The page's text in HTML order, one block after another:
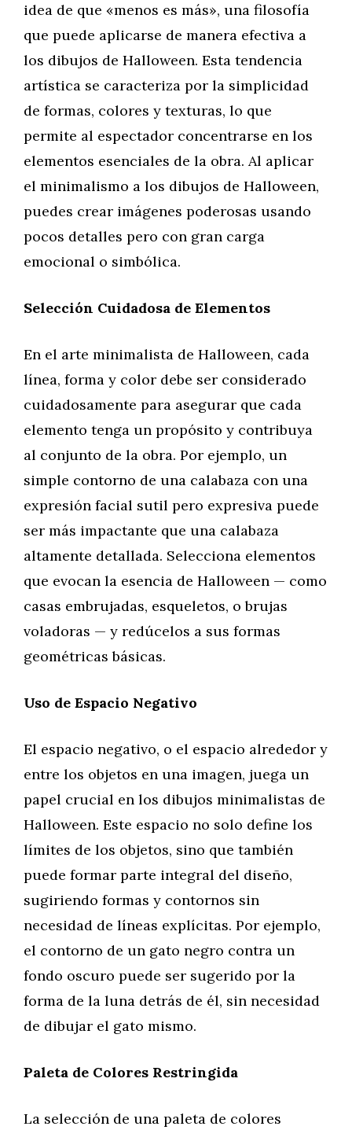
idea de que «menos es más», una filosofía
que puede aplicarse de manera efectiva a
los dibujos de Halloween. Esta tendencia
artística se caracteriza por la simplicidad
de formas, colores y texturas, lo que
permite al espectador concentrarse en los
elementos esenciales de la obra. Al aplicar
el minimalismo a los dibujos de Halloween,
puedes crear imágenes poderosas usando
pocos detalles pero con gran carga
emocional o simbólica.
Selección Cuidadosa de Elementos
En el arte minimalista de Halloween, cada
línea, forma y color debe ser considerado
cuidadosamente para asegurar que cada
elemento tenga un propósito y contribuya
al conjunto de la obra. Por ejemplo, un
simple contorno de una calabaza con una
expresión facial sutil pero expresiva puede
ser más impactante que una calabaza
altamente detallada. Selecciona elementos
que evocan la esencia de Halloween — como
casas embrujadas, esqueletos, o brujas
voladoras — y redúcelos a sus formas
geométricas básicas.
Uso de Espacio Negativo
El espacio negativo, o el espacio alrededor y
entre los objetos en una imagen, juega un
papel crucial en los dibujos minimalistas de
Halloween. Este espacio no solo define los
límites de los objetos, sino que también
puede formar parte integral del diseño,
sugiriendo formas y contornos sin
necesidad de líneas explícitas. Por ejemplo,
el contorno de un gato negro contra un
fondo oscuro puede ser sugerido por la
forma de la luna detrás de él, sin necesidad
de dibujar el gato mismo.
Paleta de Colores Restringida
La selección de una paleta de colores